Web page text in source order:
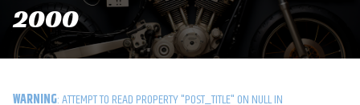
2000
WARNING : ATTEMPT TO READ PROPERTY "POST_TITLE" ON NULL IN